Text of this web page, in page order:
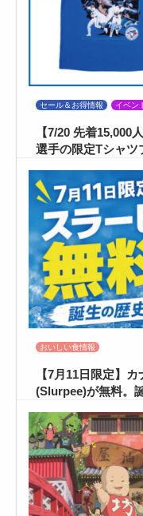
セール＆お得情報 イベン
【7/20 先着15,000
選手の限定Tシャツ
おいしい食情報
【7月11日限定】
(Slurpee)が無料。